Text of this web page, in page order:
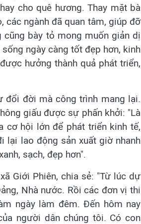
cho quê hương. Thay mặt bà
các ngành đã quan tâm, giúp đỡ
cũng bày tỏ mong muốn giản dị
ngày càng tốt đẹp hơn, kinh
hưởng thành quả phát triển,
đổi đời mà công trình mang lại.
giấu được sự phấn khởi: "Là
cơ hội lớn để phát triển kinh tế,
lại lao động sản xuất giờ nhanh
sạch, đẹp hơn".
Giới Phiên, chia sẻ: "Từ lúc dự
Nhà nước. Rồi các đơn vị thi
ngày làm đêm. Đến hôm nay
người dân chúng tôi. Có con